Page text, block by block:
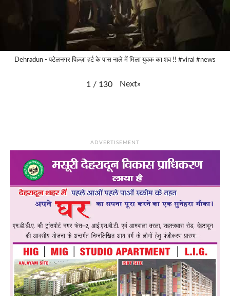
Dehradun - पटेलनगर पिज़्ज़ा हर्ट के पास नाले में मिला युवक का शव !! #viral #news
1 / 130 Next»
ADVERTISEMENT